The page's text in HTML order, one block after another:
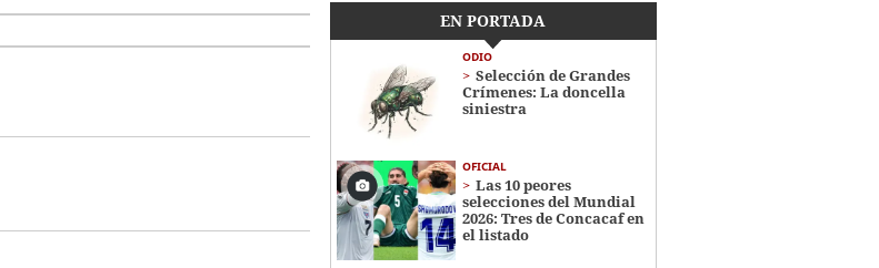
EN PORTADA
ODIO
Selección de Grandes
Crímenes: La doncella
siniestra
OFICIAL
Las 10 peores
selecciones del Mundial
2026: Tres de Concacaf en
el listado